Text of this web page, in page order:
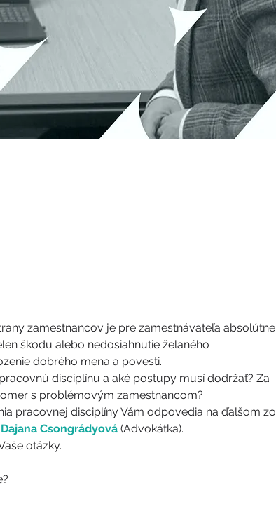
zamestnancov je pre zamestnávateľa absolútne
škodu alebo nedosiahnutie želaného
dobrého mena a povesti.
disciplínu a aké postupy musí dodržať? Za
s problémovým zamestnancom?
pracovnej disciplíny Vám odpovedia na ďalšom zo
Dajana Csongrádyová (Advokátka).
otázky.